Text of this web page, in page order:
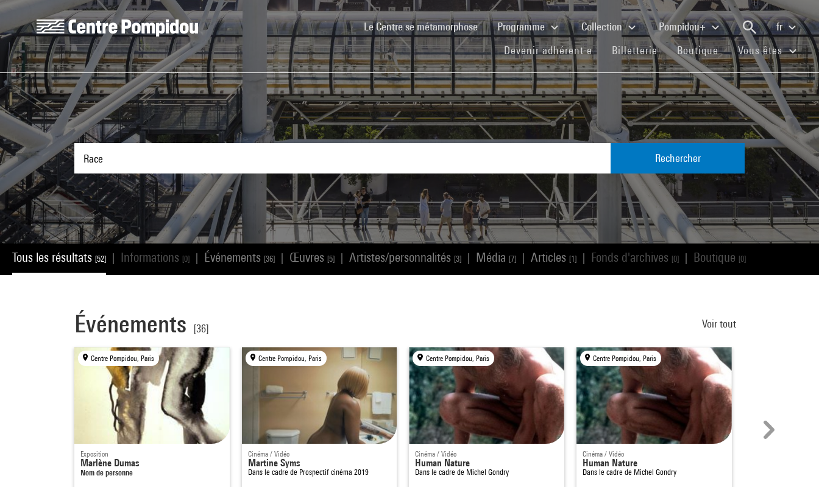
Aller au contenu principal
Centre Pompidou
Le Centre se métamorphose(current)Programme Collection Pompidou+
fr
Devenir adhérent·e(current)Billetterie(current)Boutique(current)Vous êtes
Rechercher
Tous les résultats [52] Informations [0] Événements [36] Œuvres [5] Artistes/personnalités [3] Média [7] Articles [1] Fonds d'archives [0] Boutique [0]
Événements [36] Voir tout
Centre Pompidou, Paris
Exposition
Marlène Dumas
Nom de personne
Centre Pompidou, Paris
Cinéma / Vidéo
Martine Syms
Dans le cadre de Prospectif cinéma 2019
Centre Pompidou, Paris
Cinéma / Vidéo
Human Nature
Dans le cadre de Michel Gondry
Centre Pompidou, Paris
Cinéma / Vidéo
Human Nature
Dans le cadre de Michel Gondry